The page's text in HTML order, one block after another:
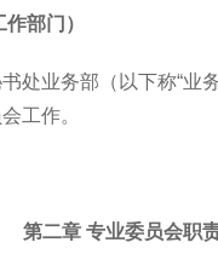
部门）
处业务部（以下称“业
工作。
第二章 专业委员会职